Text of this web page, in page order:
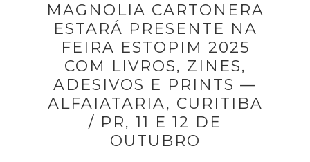
MAGNOLIA CARTONERA
ESTARÁ PRESENTE NA
FEIRA ESTOPIM 2025
COM LIVROS, ZINES,
ADESIVOS E PRINTS —
ALFAIATARIA, CURITIBA
/ PR, 11 E 12 DE
OUTUBRO